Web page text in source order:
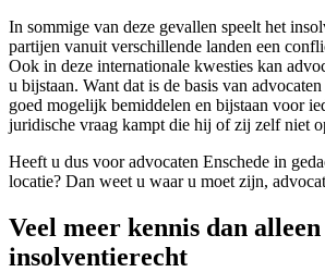
In sommige van deze gevallen speelt het
partijen vanuit verschillende landen een
Ook in deze internationale kwesties kan
u bijstaan. Want dat is de basis van
goed mogelijk bemiddelen en bijstaan voor
juridische vraag kampt die hij of zij zelf niet
Heeft u dus voor advocaten Enschede in
locatie? Dan weet u waar u moet zijn,
Veel meer kennis dan
insolventierecht